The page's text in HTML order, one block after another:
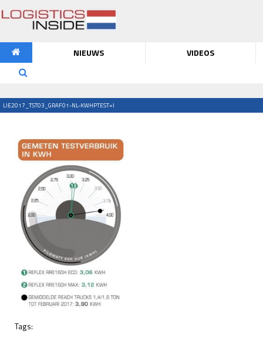
NIEUWS VIDEOS
LIE2017_TST03_GRAF01-NL-KWHPTEST=I
Tags: